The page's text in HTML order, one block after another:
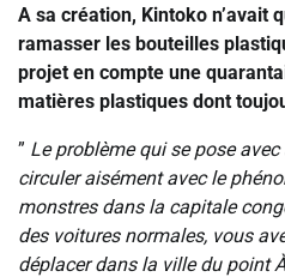
‎A sa création, Kintoko n’avait
ramasser les bouteilles
projet en compte une
matières plastiques dont
‎‎” Le problème qui se pose
circuler aisément avec le
monstres dans la capitale
des voitures normales, vous
déplacer dans la ville du point